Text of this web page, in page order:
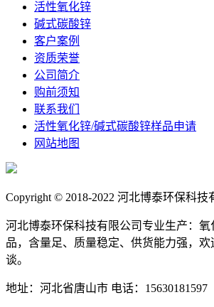
活性氧化锌
碱式碳酸锌
客户案例
资质荣誉
公司简介
购前须知
联系我们
活性氧化锌/碱式碳酸锌样品申请
网站地图
Copyright © 2018-2022 河北博泰环保科技
河北博泰环保科技有限公司专业生产：氧
品，含量足、质量稳定、供货能力强，
谈。
地址：河北省唐山市 电话：15630181597